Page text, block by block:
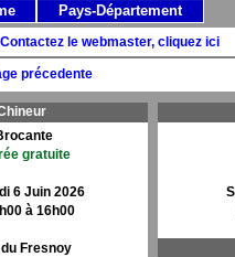
le webmaster, cliquez ici
précedente
gratuite
6 Juin 2026
à 16h00
Fresnoy
Pays-Département